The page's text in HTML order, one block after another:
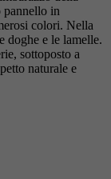
pannello in
colori. Nella
doghe e le lamelle.
sottoposto a
naturale e